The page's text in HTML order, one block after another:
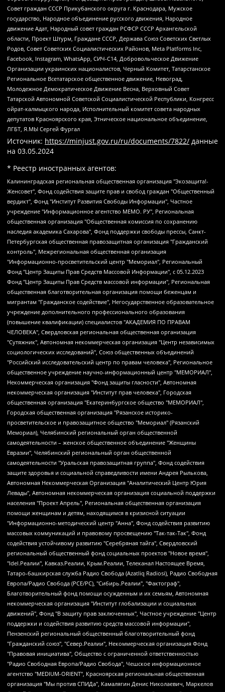
Совет граждан СССР Прикубанского округа г. Краснодара, Мужское
государство, Народное объединение русского движения, Народное
движение Адат, Народный совет граждан РСФСР СССР Архангельской
области, Проект Штурм, Граждане СССР, Держава Союз Советских Светлых
Родов, Совет Советских Социалистических Районов, Meta Platforms Inc,
Facebook, Instagram, WhatsApp, СИЧ-С14, Добровольческое Движение
Организации украинских националистов, Черный Комитет, Татарстанское
Региональное Всетатарское общественное движение, Невоград,
Молодежное Демократическое Движение Весна, Верховный Совет
Татарской Автономной Советской Социалистической Республики, Конгресс
ойрат-калмыцкого народа, Исполнительный комитет совета народных
депутатов Красноярского края, Этническое национальное объединение,
ЛГБТ, Я.МЫ Сергей Фургал
Источник: https://minjust.gov.ru/ru/documents/7822/ данные
на 03.05.2024
* Реестр иностранных агентов:
Калининградская региональная общественная организация "Экозащита!-Женсовет", Фонд содействия защите прав и свобод граждан "Общественный вердикт", Фонд "Институт Развития Свободы Информации", Частное учреждение "Информационное агентство МЕМО. РУ", Региональная общественная организация "Общественная комиссия по сохранению наследия академика Сахарова", Фонд поддержки свободы прессы, Санкт-Петербургская общественная правозащитная организация "Гражданский контроль", Межрегиональная общественная организация "Информационно-просветительский центр "Мемориал", Региональный Фонд "Центр Защиты Прав Средств Массовой Информации", с 05.12.2023 Фонд "Центр Защиты Прав Средств массовой информации", Региональная общественная благотворительная организация помощи беженцам и мигрантам "Гражданское содействие", Негосударственное образовательное учреждение дополнительного профессионального образования (повышение квалификации) специалистов "АКАДЕМИЯ ПО ПРАВАМ ЧЕЛОВЕКА", Свердловская региональная общественная организация "Сутяжник", Автономная некоммерческая организация "Центр независимых социологических исследований", Союз общественных объединений "Российский исследовательский центр по правам человека", Региональное общественное учреждение научно-информационный центр "МЕМОРИАЛ", Некоммерческая организация "Фонд защиты гласности", Автономная некоммерческая организация "Институт прав человека", Городская общественная организация "Екатеринбургское общество "МЕМОРИАЛ", Городская общественная организация "Рязанское историко-просветительское и правозащитное общество "Мемориал" (Рязанский Мемориал), Челябинский региональный орган общественной самодеятельности – женское общественное объединение "Женщины Евразии", Челябинский региональный орган общественной самодеятельности "Уральская правозащитная группа", Фонд содействия защите здоровья и социальной справедливости имени Андрея Рылькова, Автономная Некоммерческая Организация "Аналитический Центр Юрия Левады", Автономная некоммерческая организация социальной поддержки населения "Проект Апрель", Региональная общественная организация помощи женщинам и детям, находящимся в кризисной ситуации "Информационно-методический центр "Анна", Фонд содействия развитию массовых коммуникаций и правовому просвещению "Так-так-Так", Фонд содействия устойчивому развитию "Серебряная тайга", Свердловский региональный общественный фонд социальных проектов "Новое время", "Idel.Реалии", Кавказ.Реалии, Крым.Реалии, Телеканал Настоящее Время, Татаро-башкирская служба Радио Свобода (Azatliq Radiosi), Радио Свободная Европа/Радио Свобода (PCE/PC), "Сибирь.Реалии", "Фактограф", Благотворительный фонд помощи осужденным и их семьям, Автономная некоммерческая организация "Институт глобализации и социальных движений", Фонд "В защиту прав заключенных", Частное учреждение "Центр поддержки и содействия развитию средств массовой информации", Пензенский региональный общественный благотворительный фонд "Гражданский союз", "Север.Реалии", Некоммерческая организация Фонд "Правовая инициатива", Общество с ограниченной ответственностью "Радио Свободная Европа/Радио Свобода", Чешское информационное агентство "MEDIUM-ORIENT", Красноярская региональная общественная организация "Мы против СПИДа", Камалягин Денис Николаевич, Маркелов Сергей Евгеньевич, Пономарев Лев Александрович, Савицкая Людмила Алексеевна, Автономная некоммерческая организация "Центр по работе с проблемой насилия "НАСИЛИЮ.НЕТ", Межрегиональный профессиональный союз работников здравоохранения "Альянс врачей", Юридическое лицо, зарегистрированное в Латвийской Республике, SIA "Medusa Project" (регистрационный номер 40103797863, дата регистрации 10.06.2014), Некоммерческая организация "Фонд по борьбе с коррупцией", Автономная некоммерческая организация "Институт права и публичной политики", Баданин Роман Сергеевич, Гликин Максим Александрович, Железнова Мария Михайловна, Лукьянова Юлия Сергеевна, Маетная Елизавета Витальевна, Маняхин Петр Борисович, Чуракова Ольга Владимировна, Ярош Юлия Петровна, Юридическое лицо "The Insider SIA", зарегистрированное в Риге, Латвийская Республика (дата регистрации 26.06.2015), являющееся администратором доменного имени интернет-издания "The Insider SIA", https://theins.ru, Постернак Алексей Евгеньевич, Рубин Михаил Аркадьевич, Анин Роман Александрович, Юридическое лицо Istories fonds, зарегистрированное в Латвийской Республике (регистрационный номер 50008295751, дата регистрации 24.02.2020), Великовский Дмитрий Александрович, Долинина Ирина Николаевна, Мароховская Алеся Алексеевна, Шлейнов Роман Юрьевич, Шмагун Олеся Валентиновна, Общество с ограниченной ответственностью "Альтаир 2021", Общество с ограниченной ответственностью "Вега 2021", Общество с ограниченной ответственностью "Главный редактор 2021", Общество с ограниченной ответственностью "Ромашки монолит", Важенков Артем Валерьевич, Ивановская областная общественная организация "Центр гендерных исследований", Гурман Юрий Альбертович, Медиапроект "ОВД-Инфо", Егоров Владимир Владимирович, Жилинский Владимир Александрович, Общество с ограниченной ответственностью "ЗП", Иванова София Юрьевна, Карезина Инна Павловна, Кильтау Екатерина Викторовна, Петров Алексей Викторович, Пискунов Сергей Евгеньевич, Смирнов Сергей Сергеевич, Тихонов Михаил Сергеевич, Общество с ограниченной ответственностью "ЖУРНАЛИСТ-ИНОСТРАННЫЙ АГЕНТ", Арапова Галина Юрьевна, Вольтская Татьяна Анатольевна, Американская компания "Mason G.E.S. Anonymous Foundation" (США), являющаяся владельцем интернет-издания https://mnews.world/, Компания "Stichting Bellingcat", зарегистрированная в Нидерландах (дата регистрации 11.07.2018), Захаров Андрей Вячеславович, Клепиковская Екатерина Дмитриевна, Общество с ограниченной ответственностью "МЕМО", Перл Роман Александрович, Симонов Евгений Алексеевич, Соловьева Елена Анатольевна, Сотников Даниил Владимирович, Сурначева Елизавета Дмитриевна, Автономная некоммерческая организация по защите прав человека и информированию населения "Якутия – Наше Мнение", Общество с ограниченной ответственностью "Москоу диджитал медиа", с 26.01.2023 Общество с ограниченной ответственностью "Чайка Белые сады", Ветошкина Валерия Валерьевна, Заговора Максим Александрович, Межрегиональное общественное движение "Российская ЛГБТ - сеть", Оленичев Максим Владимирович, Павлов Иван Юрьевич, Скворцова Елена Сергеевна, Общество с ограниченной ответственностью "Как бы инагент", Кочетков Игорь Викторович, Общество с ограниченной ответственностью "Честные выборы", Еланчик Олег Александрович, Общество с ограниченной ответственностью "Нобелевский призыв", Гималова Регина Эмилевна, Григорьев Андрей Валерьевич, Григорьева Алина Александровна, Ассоциация по содействию защите прав призывников, альтернативнослужащих и военнослужащих "Правозащитная группа "Гражданин.Армия.Право", Хисамова Регина Фаритовна, Автономная некоммерческая организация по реализации социально-правовых программ "Лилит", Дальневосточное общественное движение "Маяк", Санкт-Петербургская ЛГБТ-инициативная группа "Выход", Инициативная группа ЛГБТ+ "Реверс", Алексеев Андрей Викторович, Бекбулатова Таисия Львовна, Беляев Иван Михайлович, Владыкина Елена Сергеевна, Гельман Марат Александрович, Никульшина Вероника Юрьевна, Толоконникова Надежда Андреевна, Шендерович Виктор Анатольевич, Общество с ограниченной ответственностью "Данное сообщение", Общество с ограниченной ответственностью Издательский дом "Новая глава", Айнбиндер Александра Александровна, Московский комьюнити-центр для ЛГБТ+инициатив, Благотворительный фонд развития филантропии, Deutsche Welle (Германия, Kurt-Schumacher-Strasse 3, 53113 Bonn), Борзунова Мария Михайловна, Воробьев Виктор Викторович, Голубева Анна Львовна, Константинова Алла Михайловна, Малкова Ирина Владимировна, Мурадов Мурад Абдулгалимович, Осетинская Елизавета Николаевна, Понасенков Евгений Николаевич, Ганапольский Матвей Юрьевич, Киселев Евгений Алексеевич, Борухович Ирина Григорьевна, Дремин Иван Тимофеевич, Дубровский Дмитрий Викторович, Красноярская региональная общественная организация поддержки и развития альтернативных образовательных технологий и межкультурных коммуникаций "ИНТЕРРА", Маяковская Екатерина Алексеевна, Фейгин Марк Захарович, Филимонов Андрей Викторович, Дзугкоева Регина Николаевна, Доброхотов Роман Александрович, Дудь Юрий Александрович, Елкин Сергей Владимирович, Кругликов Кирилл Игоревич, Сабунаева Мария Леонидовна, Семенов Алексей Владимирович, Шаинян Карен Багратович, Шульман Екатерина Михайловна, Асафьев Артур Валерьевич, Вахштайн Виктор Семенович, Венедиктов Алексей Алексеевич, Лушникова Екатерина Евгеньевна, Волков Леонид Михайлович, Невзоров Александр Глебович, Пархоменко Сергей Борисович, Сироткин Ярослав Николаевич, Кара-Мурза Владимир Владимирович, Баранова Наталья Владимировна, Гозман Леонид Яковлевич, Кагарлицкий Борис Юльевич, Климарев Михаил Валерьевич, Милов Владимир Станиславович, Автономная некоммерческая организация Краснодарский центр современного искусства "Типография", Моргенштерн Алишер Тагирович, Соболь Любовь Эдуардовна, Общество с ограниченной ответственностью "ЛИЗА НОРМ", Каспаров Гарри Кимович, Ходорковский Михаил Борисович, Общество с ограниченной ответственностью "Апрельские тезисы", Данилович Ирина Брониславовна, Кашин Олег Владимирович, Петров Николай Владимирович, Пивоваров Алексей Владимирович, Соколов Михаил Владимирович, Цветкова Юлия Владимировна, Чичваркин Евгений Александрович, Комитет против пыток/Команда против пыток, Общество с ограниченной ответственностью "Первый научный", Общество с ограниченной ответственностью "Вертолет и ко", Белоцерковская Вероника Борисовна, Кац Максим Евгеньевич, Лазарева Татьяна Юрьевна, Шаведдинов Руслан Табризович, Яшин Илья Валерьевич, Общество с ограниченной ответственностью "Иноагент ААВ", Алешковский Дмитрий Петрович, Альбац Евгения Марковна, Быков Дмитрий Львович, Галямина Юлия Евгеньевна, Лойко Сергей Леонидович, Мартынов Кирилл Константинович, Медведев Сергей Александрович, Крашенинников Федор Геннадиевич, Гордеева Катерина Вл